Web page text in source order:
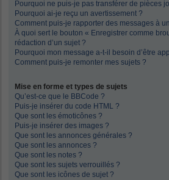
Pourquoi ne puis-je pas transférer de pièces
Pourquoi ai-je reçu un avertissement ?
Comment puis-je rapporter des messages à
À quoi sert le bouton « Enregistrer comme
rédaction d’un sujet ?
Pourquoi mon message a-t-il besoin d’être
Comment puis-je remonter mes sujets ?
Mise en forme et types de sujets
Qu’est-ce que le BBCode ?
Puis-je insérer du code HTML ?
Que sont les émoticônes ?
Puis-je insérer des images ?
Que sont les annonces générales ?
Que sont les annonces ?
Que sont les notes ?
Que sont les sujets verrouillés ?
Que sont les icônes de sujet ?